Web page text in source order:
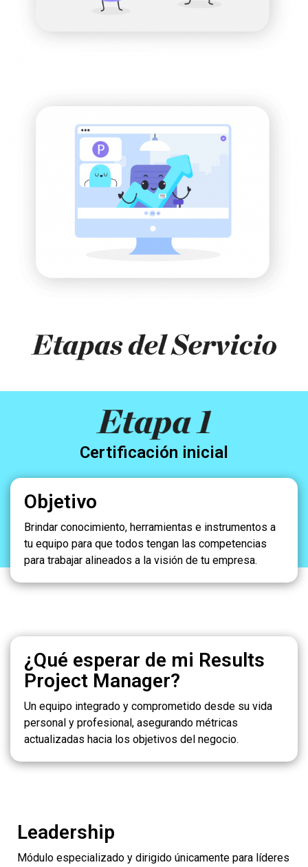
Certificación inicial
Objetivo
Brindar conocimiento, herramientas e instrumentos a
tu equipo para que todos tengan las competencias
para trabajar alineados a la visión de tu empresa.
¿Qué esperar de mi Results
Project Manager?
Un equipo integrado y comprometido desde su vida
personal y profesional, asegurando métricas
actualizadas hacia los objetivos del negocio.
Leadership
Módulo especializado y dirigido únicamente para líderes